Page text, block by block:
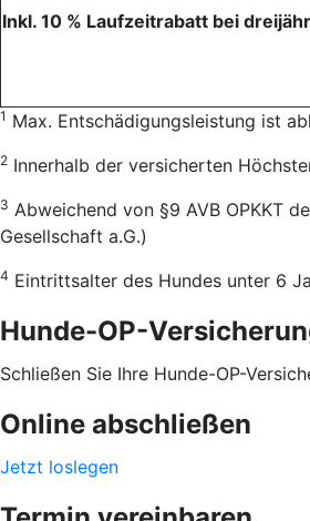
Inkl. 10 % Laufzeitrabatt bei
1 Max. Entschädigungsleistung ist
2 Innerhalb der versicherten
3 Abweichend von §9 AVB OPKKT
Gesellschaft a.G.)
4 Eintrittsalter des Hundes unter 6
Hunde-OP-
Schließen Sie Ihre Hunde-OP-
Online abschließen
Jetzt loslegen